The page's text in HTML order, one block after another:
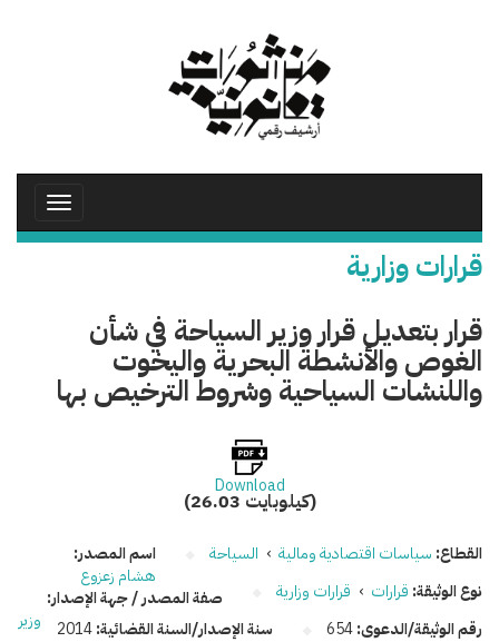
Toggle
قرارات وزارية
قرار بتعديل قرار وزير السياحة في شأن
الغوص والأنشطة البحرية واليخوت
واللنشات السياحية وشروط الترخيص بها
Download
(26.03 كيلوبايت)
القطاع: سياسات اقتصادية ومالية › السياحة
نوع الوثيقة: قرارات › قرارات وزارية
رقم الوثيقة/الدعوى:654 سنة الإصدار/السنة القضائية:2014
اسم المصدر:
هشام زعزوع
صفة المصدر / جهة الإصدار:
وزير